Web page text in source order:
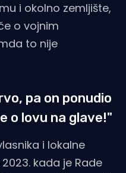
i okolno zemljište,
o vojnim
to nije
pa on ponudio
o lovu na glave!"
i lokalne
kada je Rade